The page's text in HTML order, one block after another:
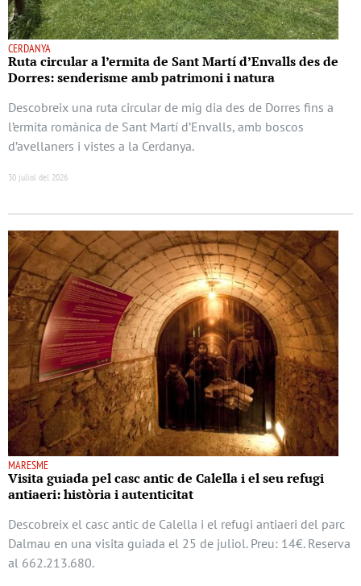
CERDANYA
Ruta circular a l’ermita de Sant Martí d’Envalls des de
Dorres: senderisme amb patrimoni i natura
Descobreix una ruta circular de mig dia des de Dorres fins a
l’ermita romànica de Sant Martí d’Envalls, amb boscos
d’avellaners i vistes a la Cerdanya.
30 juliol del 2026
MARESME
Visita guiada pel casc antic de Calella i el seu refugi
antiaeri: història i autenticitat
Descobreix el casc antic de Calella i el refugi antiaeri del parc
Dalmau en una visita guiada el 25 de juliol. Preu: 14€. Reserva
al 662.213.680.